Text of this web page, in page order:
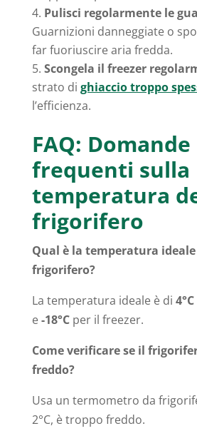
Pulisci regolarmente le
Guarnizioni danneggiate o
far fuoriuscire aria fredda.
Scongela il freezer
strato di ghiaccio troppo
l’efficienza.
FAQ: Domande
frequenti sulla
temperatura
frigorifero
Qual è la temperatura
frigorifero?
La temperatura ideale è di 4°C
e-18°Cper il freezer.
Come verificare se il
freddo?
Usa un termometro da
2°C, è troppo freddo.